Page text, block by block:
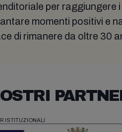
per raggiungere
momenti positivi e
di rimanere da oltre 30
ISTITUZIONALI